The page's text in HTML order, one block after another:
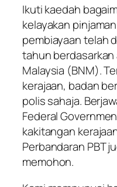
Ikuti kaedah
kelayakan
pembiayaan telah
tahun berdasarkan
Malaysia (BNM).
kerajaan, badan
polis sahaja.
Federal
kakitangan
Perbandaran PBT
memohon.